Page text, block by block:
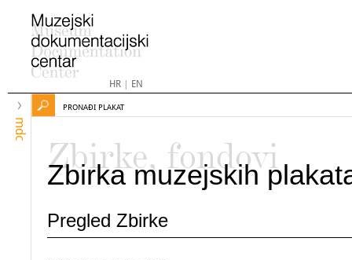
HR| EN
mdc
PRONAĐI PLAKAT
Zbirke, fondovi
Zbirka muzejskih
Pregled Zbirke